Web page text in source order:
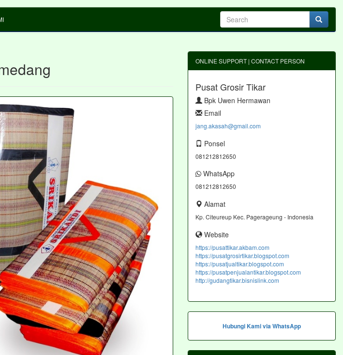
ONLINE SUPPORT | CONTACT PERSON
Pusat Grosir Tikar
Bpk Uwen Hermawan
Email
jang.akasah@gmail.com
Ponsel
081212812650
WhatsApp
081212812650
Alamat
Kp. Citeureup Kec. Pagerageung - Indonesia
Website
https://pusattikar.akbam.com
https://pusatgrosirtikar.blogspot.com
https://pusatjualtikar.blogspot.com
https://pusatpenjualantikar.blogspot.com
http://gudangtikar.bisnislink.com
Hubungi Kami via WhatsApp